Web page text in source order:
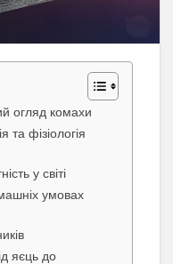
огляд комахи
та фізіологія
у світі
умовах
яєць до